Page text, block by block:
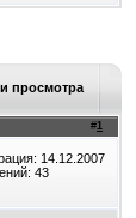
просмотра
#1
14.12.2007
43